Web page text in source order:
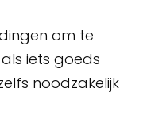
om te
iets goeds
noodzakelijk